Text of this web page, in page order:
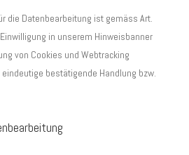
die Datenbearbeitung ist gemäss Art.
in unserem Hinweisbanner
von Cookies und Webtracking
bestätigende Handlung bzw.